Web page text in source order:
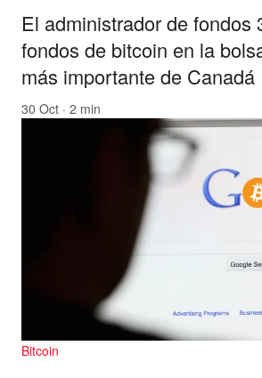
El administrador de fondos
fondos de bitcoin en la
más importante de Canadá
30 Oct · 2 min
Bitcoin